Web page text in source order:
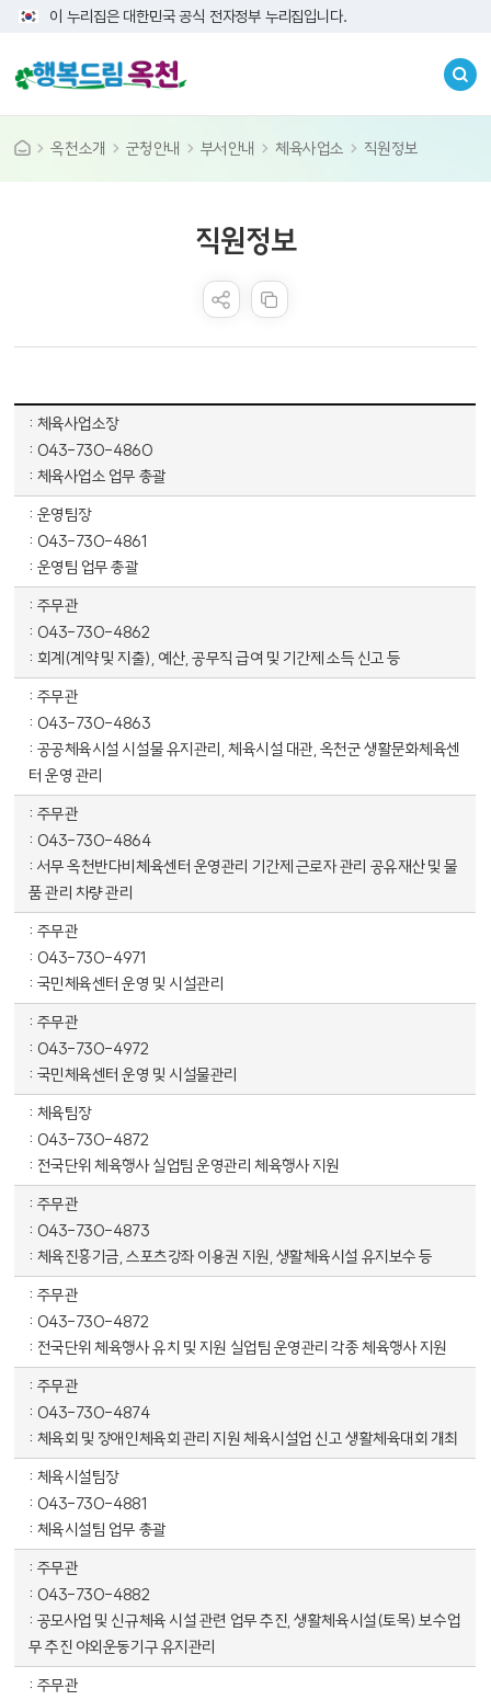
이 누리집은 대한민국 공식 전자정부 누리집입니다.
옥천소개 군청안내 부서안내 체육사업소 직원정보
직원정보
체육사업소장
043-730-4860
체육사업소 업무 총괄
운영팀장
043-730-4861
운영팀 업무 총괄
주무관
043-730-4862
회계(계약 및 지출), 예산, 공무직 급여 및 기간제 소득 신고 등
주무관
043-730-4863
공공체육시설 시설물 유지관리, 체육시설 대관, 옥천군 생활문화체육센
터 운영 관리
주무관
043-730-4864
서무 옥천반다비체육센터 운영관리 기간제 근로자 관리 공유재산 및 물
품 관리 차량 관리
주무관
043-730-4971
국민체육센터 운영 및 시설관리
주무관
043-730-4972
국민체육센터 운영 및 시설물관리
체육팀장
043-730-4872
전국단위 체육행사 실업팀 운영관리 체육행사 지원
주무관
043-730-4873
체육진흥기금, 스포츠강좌 이용권 지원, 생활체육시설 유지보수 등
주무관
043-730-4872
전국단위 체육행사 유치 및 지원 실업팀 운영관리 각종 체육행사 지원
주무관
043-730-4874
체육회 및 장애인체육회 관리 지원 체육시설업 신고 생활체육대회 개최
체육시설팀장
043-730-4881
체육시설팀 업무 총괄
주무관
043-730-4882
공모사업 및 신규체육 시설 관련 업무 추진, 생활체육시설(토목) 보수업
무 추진 야외운동기구 유지관리
주무관